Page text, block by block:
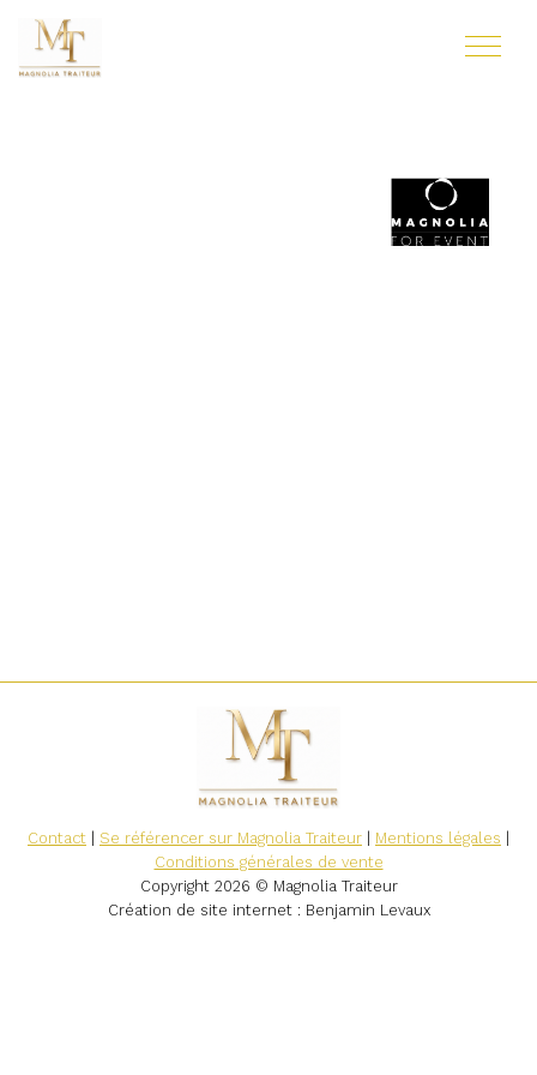
Contact Se référencer sur Magnolia Traiteur Mentions légales
Conditions générales de vente
Copyright 2026 © Magnolia Traiteur
Création de site internet: Benjamin Levaux